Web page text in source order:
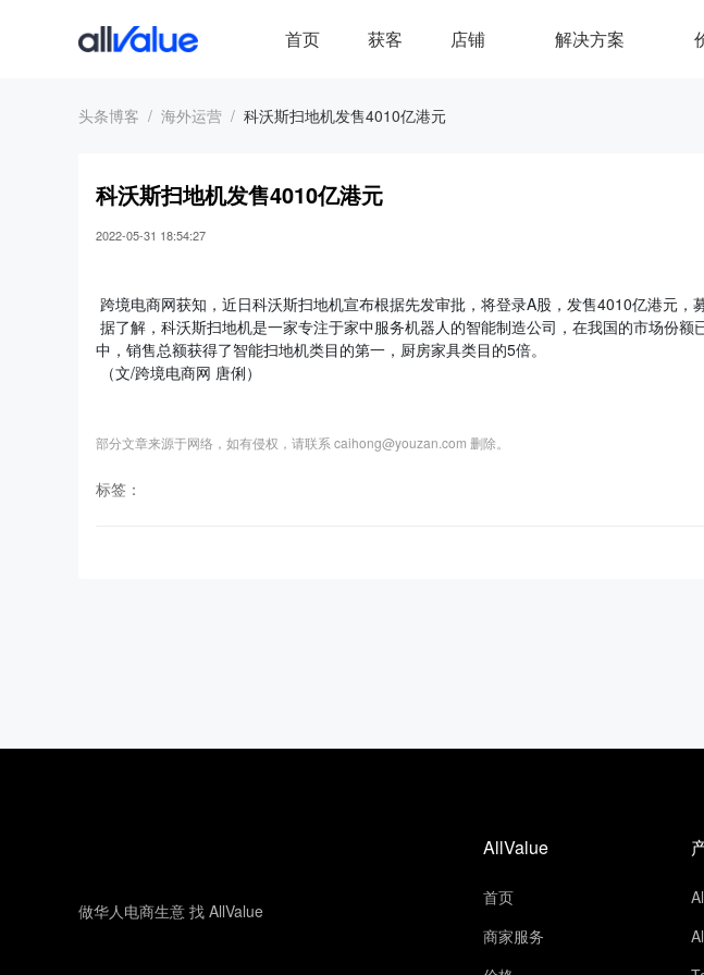
首页 获客 店铺 解决方案
头条博客 海外运营 科沃斯扫地机发售4010亿港元
科沃斯扫地机发售4010亿港元
2022-05-31 18:54:27
跨境电商网获知，近日科沃斯扫地机宣布根据先发审批，将登录A股，发售4010亿港元，
据了解，科沃斯扫地机是一家专注于家中服务机器人的智能制造公司，在我国的市场份
中，销售总额获得了智能扫地机类目的第一，厨房家具类目的5倍。
（文/跨境电商网 唐俐）
部分文章来源于网络，如有侵权，请联系 caihong@youzan.com 删除。
标签：
做华人电商生意 找 AllValue
AllValue
首页
商家服务